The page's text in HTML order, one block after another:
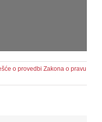
o provedbi Zakona o pravu